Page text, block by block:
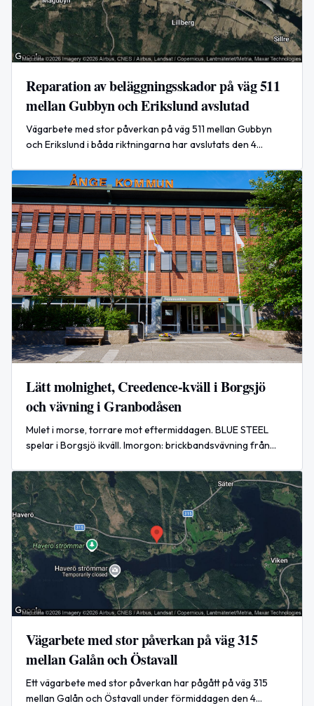
Reparation av beläggningsskador på väg 511
mellan Gubbyn och Erikslund avslutad
Vägarbete med stor påverkan på väg 511 mellan Gubbyn
och Erikslund i båda riktningarna har avslutats den 4
Lätt molnighet, Creedence‑kväll i Borgsjö
och vävning i Granbodåsen
Mulet i morse, torrare mot eftermiddagen. BLUE STEEL
spelar i Borgsjö ikväll. Imorgon: brickbandsvävning från
Vägarbete med stor påverkan på väg 315
mellan Galån och Östavall
Ett vägarbete med stor påverkan har pågått på väg 315
mellan Galån och Östavall under förmiddagen den 4